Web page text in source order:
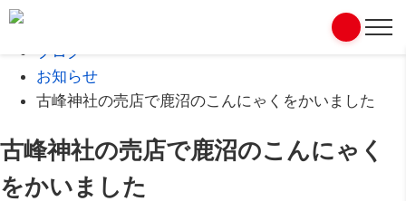
ブログ
お知らせ
古峰神社の売店で鹿沼のこんにゃくをかいました
古峰神社の売店で鹿沼のこんにゃく
をかいました